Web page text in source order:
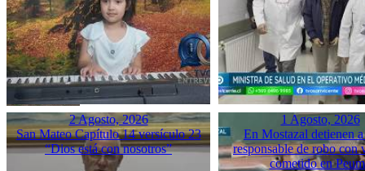
2 Agosto, 2026
San Mateo Capítulo 14 versículo 23
“Dios está con nosotros”
1 Agosto, 2026
En Mostazal detienen
responsable de robo con
cometido en